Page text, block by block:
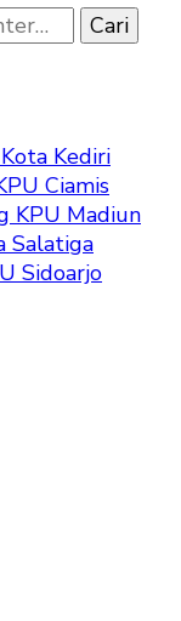
Kediri
Ciamis
KPU Madiun
Salatiga
Sidoarjo